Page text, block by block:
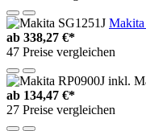
ab 338,27 €*
47 Preise vergleichen
ab 134,47 €*
27 Preise vergleichen